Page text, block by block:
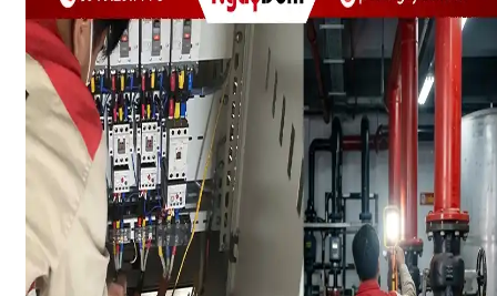
LIÊN HỆ
Nhận báo giá